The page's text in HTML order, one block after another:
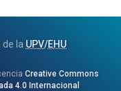
de la UPV/EHU
Creative Commons
4.0 Internacional